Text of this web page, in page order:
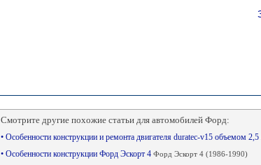
Смотрите другие похожие статьи для автомобилей Форд:
• Особенности конструкции и ремонта двигателя duratec-v15 объемом 2,5
• Особенности конструкции Форд Эскорт 4 Форд Эскорт 4 (1986-1990)